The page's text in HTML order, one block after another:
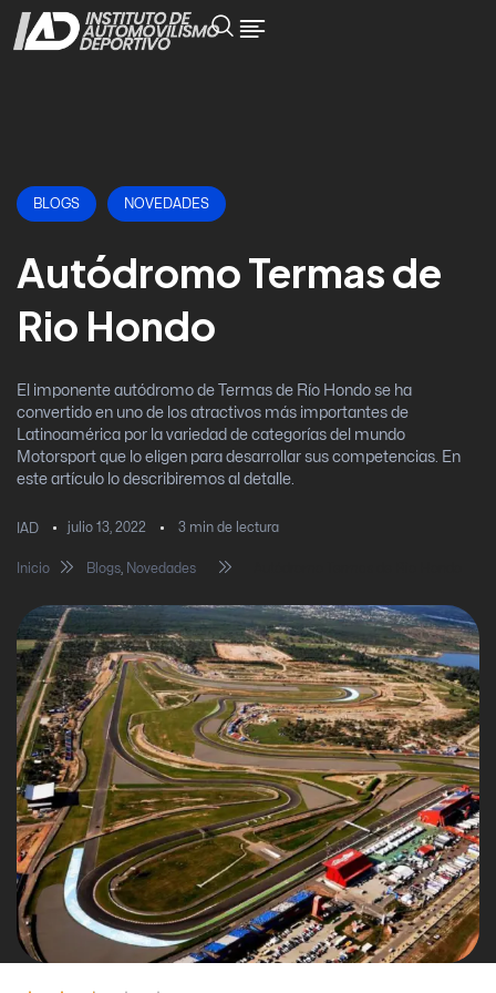
BLOGS NOVEDADES
Autódromo Termas de
Rio Hondo
El imponente autódromo de Termas de Río Hondo se ha
convertido en uno de los atractivos más importantes de
Latinoamérica por la variedad de categorías del mundo
Motorsport que lo eligen para desarrollar sus competencias. En
este artículo lo describiremos al detalle.
IAD julio 13, 2022 3 min de lectura
Inicio Blogs, Novedades